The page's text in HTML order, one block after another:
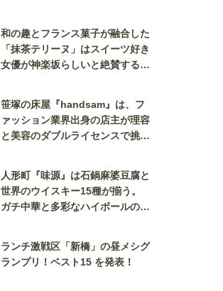
和の趣とフランス菓子が融合した
「抹茶テリーヌ」はスイーツ好き
女優が神楽坂らしいと絶賛する逸
笹塚の床屋『handsam』は、フ
ァッション業界出身の店主が理容
と美容のダブルライセンスで挑む
人形町『味源』は石鍋麻婆豆腐と
世界のウイスキー15種が揃う。
ガチ中華と多彩なハイボールの組
ランチ激戦区「新橋」の昼メシグ
ランプリ！ベスト15 を発表！